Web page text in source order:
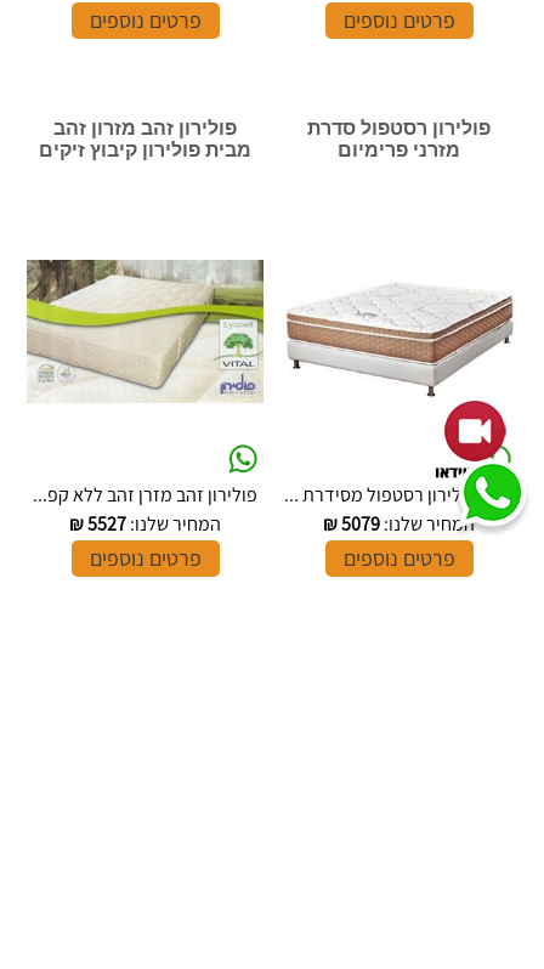
פרטים נוספים פרטים נוספים
פולירון רסטפול סדרת
מזרני פרימיום
מזרן פולירון רסטפול מסידרת ...
המחיר שלנו:5079
₪
פרטים נוספים
פולירון זהב מזרון זהב
מבית פולירון קיבוץ זיקים
פולירון זהב מזרן זהב ללא קפ...
המחיר שלנו:5527
₪
פרטים נוספים